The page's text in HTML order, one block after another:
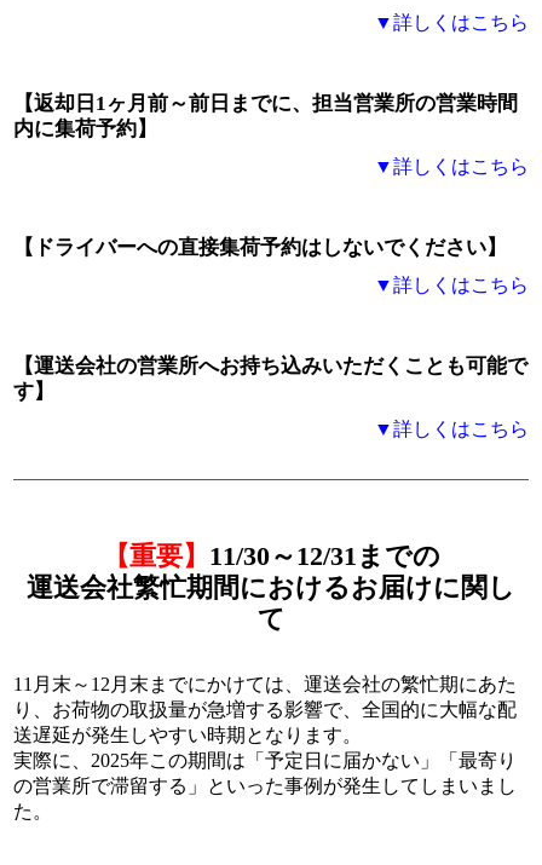
▼詳しくはこちら
【返却日1ヶ月前～前日までに、担当営業所の営業時間
内に集荷予約】
▼詳しくはこちら
【ドライバーへの直接集荷予約はしないでください】
▼詳しくはこちら
【運送会社の営業所へお持ち込みいただくことも可能で
す】
▼詳しくはこちら
【重要】 11/30～12/31までの
運送会社繁忙期間におけるお届けに関し
て
11月末～12月末までにかけては、運送会社の繁忙期にあた
り、お荷物の取扱量が急増する影響で、全国的に大幅な配
送遅延が発生しやすい時期となります。
実際に、2025年この期間は「予定日に届かない」「最寄り
の営業所で滞留する」といった事例が発生してしまいまし
た。